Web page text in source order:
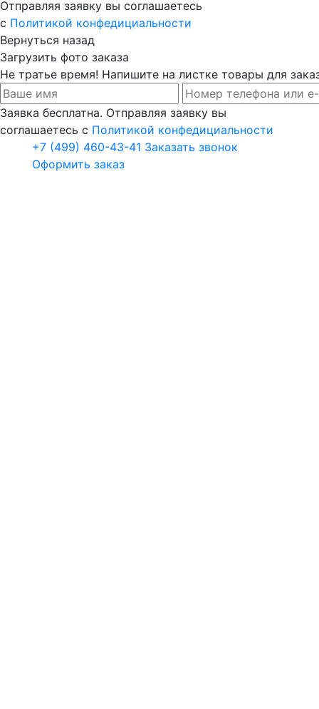
Отправляя заявку вы соглашаетесь
с Политикой конфедициальности
Вернуться назад
Загрузить фото заказа
Не тратье время! Напишите на листке товары для
Заявка бесплатна. Отправляя заявку вы
соглашаетесь с Политикой конфедициальности
+7 (499) 460-43-41 Заказать звонок
Оформить заказ